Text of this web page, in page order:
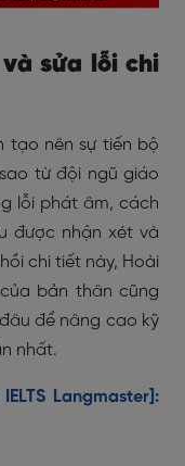
sửa lỗi chi
tạo nên sự tiến bộ
từ đội ngũ giáo
lỗi phát âm, cách
được nhận xét và
chi tiết này, Hoài
bản thân cũng
để nâng cao kỹ
nhất.
Langmaster]: